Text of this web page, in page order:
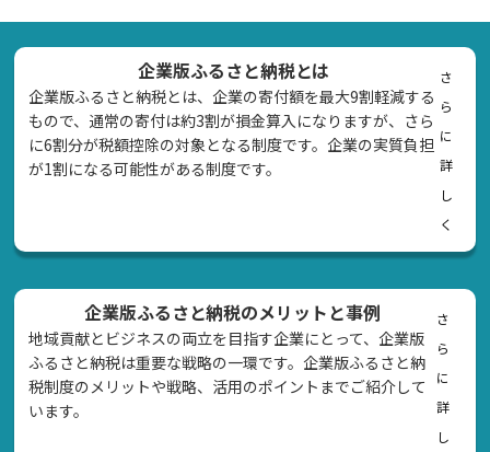
企業版ふるさと納税とは
企業版ふるさと納税とは、企業の寄付額を最大9割軽減する
もので、通常の寄付は約3割が損金算入になりますが、さら
に6割分が税額控除の対象となる制度です。企業の実質負担
が1割になる可能性がある制度です。
さ
ら
に
詳
し
く
企業版ふるさと納税のメリットと事例
地域貢献とビジネスの両立を目指す企業にとって、企業版
ふるさと納税は重要な戦略の一環です。企業版ふるさと納
税制度のメリットや戦略、活用のポイントまでご紹介して
います。
さ
ら
に
詳
し